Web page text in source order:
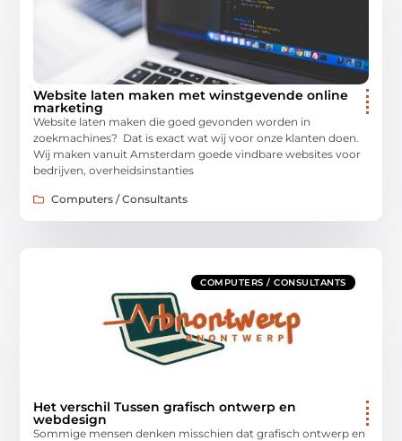
Website laten maken met winstgevende online
marketing
Website laten maken die goed gevonden worden in
zoekmachines? Dat is exact wat wij voor onze klanten doen.
Wij maken vanuit Amsterdam goede vindbare websites voor
bedrijven, overheidsinstanties
Computers / Consultants
COMPUTERS / CONSULTANTS
Het verschil Tussen grafisch ontwerp en
webdesign
Sommige mensen denken misschien dat grafisch ontwerp en